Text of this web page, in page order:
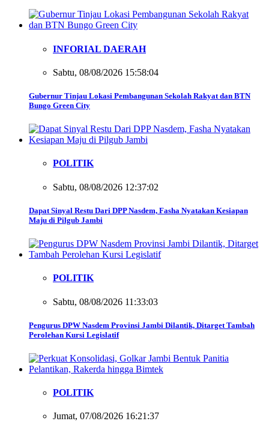
INFORIAL DAERAH
Sabtu, 08/08/2026 15:58:04
Gubernur Tinjau Lokasi Pembangunan Sekolah Rakyat dan BTN
Bungo Green City
POLITIK
Sabtu, 08/08/2026 12:37:02
Dapat Sinyal Restu Dari DPP Nasdem, Fasha Nyatakan Kesiapan
Maju di Pilgub Jambi
POLITIK
Sabtu, 08/08/2026 11:33:03
Pengurus DPW Nasdem Provinsi Jambi Dilantik, Ditarget Tambah
Perolehan Kursi Legislatif
POLITIK
Jumat, 07/08/2026 16:21:37